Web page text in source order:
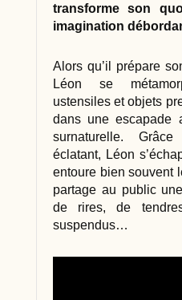
transforme son
imagination
Alors qu’il prépare
Léon se
ustensiles et objets
dans une escapade
surnaturelle.
éclatant, Léon
entoure bien souvent
partage au public
de rires, de
suspendus…